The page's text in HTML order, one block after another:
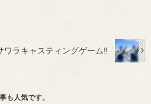
ワラキャスティングゲーム‼︎
も人気です。